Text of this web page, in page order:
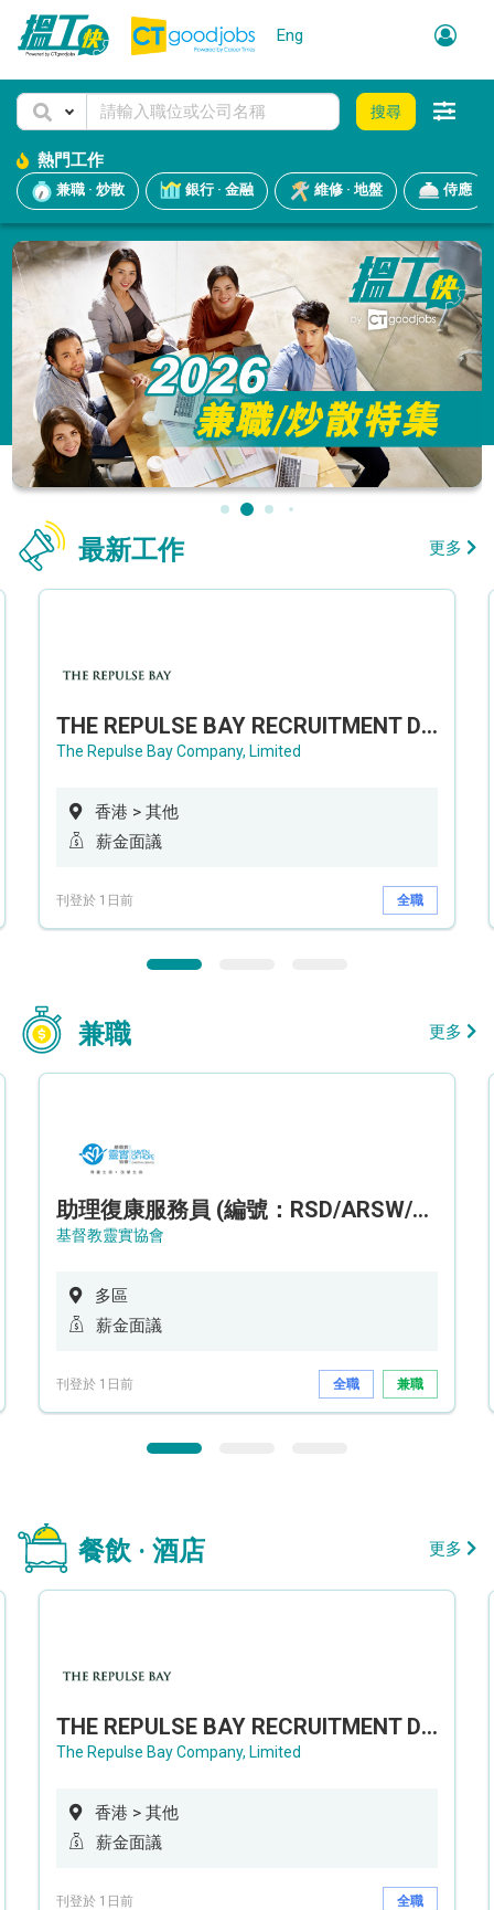
Eng
搜尋
熱門工作
兼職 · 炒散 銀行 · 金融 維修 · 地盤 侍應
最新工作 更多
THE REPULSE BAY RECRUITMENT DAY 淺水灣影灣園人才招聘會
The Repulse Bay Company, Limited
香港 > 其他
薪金面議
刊登於 1日前 全職
兼職 更多
助理復康服務員 (編號：RSD/ARSW/CTE)
基督教靈實協會
多區
薪金面議
刊登於 1日前 全職 兼職
餐飲 · 酒店 更多
THE REPULSE BAY RECRUITMENT DAY 淺水灣影灣園人才招聘會
The Repulse Bay Company, Limited
香港 > 其他
薪金面議
刊登於 1日前 全職